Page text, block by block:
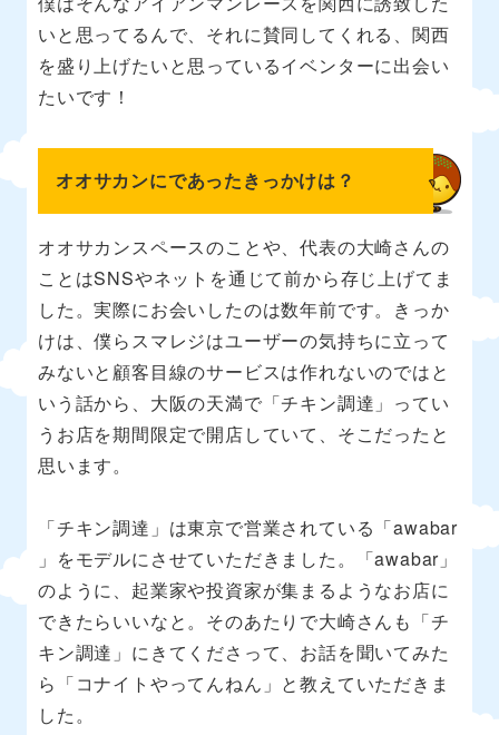
いと思ってるんで、それに賛同してくれる、関西
を盛り上げたいと思っているイベンターに出会い
たいです！
オオサカンにであったきっかけは？
オオサカンスペースのことや、代表の大崎さんの
ことはSNSやネットを通じて前から存じ上げてま
した。実際にお会いしたのは数年前です。きっか
けは、僕らスマレジはユーザーの気持ちに立って
みないと顧客目線のサービスは作れないのではと
いう話から、大阪の天満で「チキン調達」ってい
うお店を期間限定で開店していて、そこだったと
思います。
「チキン調達」は東京で営業されている「awabar
」をモデルにさせていただきました。「awabar」
のように、起業家や投資家が集まるようなお店に
できたらいいなと。そのあたりで大崎さんも「チ
キン調達」にきてくださって、お話を聞いてみた
ら「コナイトやってんねん」と教えていただきま
した。